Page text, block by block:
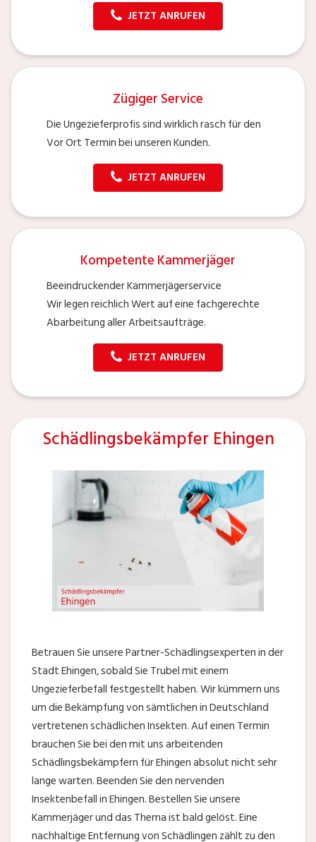
JETZT ANRUFEN
Zügiger Service
Die Ungezieferprofis sind wirklich rasch für den
Vor Ort Termin bei unseren Kunden.
JETZT ANRUFEN
Kompetente Kammerjäger
Beeindruckender Kammerjägerservice
Wir legen reichlich Wert auf eine fachgerechte
Abarbeitung aller Arbeitsaufträge.
JETZT ANRUFEN
Schädlingsbekämpfer Ehingen
Betrauen Sie unsere Partner-Schädlingsexperten in der
Stadt Ehingen, sobald Sie Trubel mit einem
Ungezieferbefall festgestellt haben. Wir kümmern uns
um die Bekämpfung von sämtlichen in Deutschland
vertretenen schädlichen Insekten. Auf einen Termin
brauchen Sie bei den mit uns arbeitenden
Schädlingsbekämpfern für Ehingen absolut nicht sehr
lange warten. Beenden Sie den nervenden
Insektenbefall in Ehingen. Bestellen Sie unsere
Kammerjäger und das Thema ist bald gelöst. Eine
nachhaltige Entfernung von Schädlingen zählt zu den